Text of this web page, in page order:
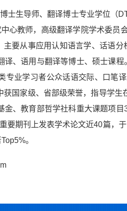
士生导师、翻译博士专业学位（
心教师，高级翻译学院学术委
要从事应用认知语言学、话语
译、语用与翻译等博士、硕士课
专业学习者公众话语交际、口笔
国家级、省部级荣誉，指导学生
、教育部哲学社科重大课题项
要期刊上发表学术论文近40篇，
。